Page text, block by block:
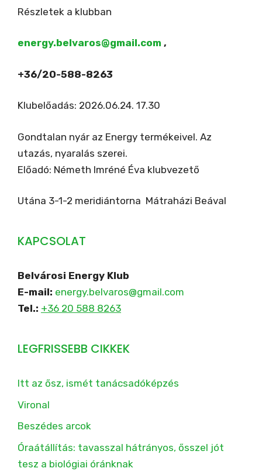
Részletek a klubban
energy.belvaros@gmail.com ,
+36/20-588-8263
Klubelőadás: 2026.06.24. 17.30
Gondtalan nyár az Energy termékeivel. Az
utazás, nyaralás szerei.
Előadó: Németh Imréné Éva klubvezető
Utána 3-1-2 meridiántorna Mátraházi Beával
KAPCSOLAT
Belvárosi Energy Klub
E-mail: energy.belvaros@gmail.com
Tel.: +36 20 588 8263
LEGFRISSEBB CIKKEK
Itt az ősz, ismét tanácsadóképzés
Vironal
Beszédes arcok
Óraátállítás: tavasszal hátrányos, ősszel jót
tesz a biológiai óránknak